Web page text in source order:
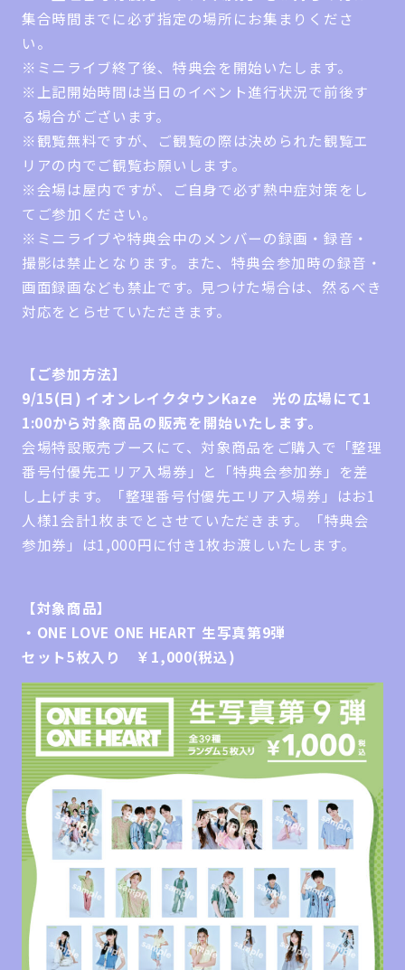
集合時間までに必ず指定の場所にお集まりくださ
い。
※ミニライブ終了後、特典会を開始いたします。
※上記開始時間は当日のイベント進行状況で前後す
る場合がございます。
※観覧無料ですが、ご観覧の際は決められた観覧エ
リアの内でご観覧お願いします。
※会場は屋内ですが、ご自身で必ず熱中症対策をし
てご参加ください。
※ミニライブや特典会中のメンバーの録画・録音・
撮影は禁止となります。また、特典会参加時の録音・
画面録画なども禁止です。見つけた場合は、然るべき
対応をとらせていただきます。
【ご参加方法】
9/15(日) イオンレイクタウンKaze 光の広場にて1
1:00から対象商品の販売を開始いたします。
会場特設販売ブースにて、対象商品をご購入で「整理
番号付優先エリア入場券」と「特典会参加券」を差
し上げます。「整理番号付優先エリア入場券」はお1
人様1会計1枚までとさせていただきます。「特典会
参加券」は1,000円に付き1枚お渡しいたします。
【対象商品】
・ONE LOVE ONE HEART 生写真第9弾
セット5枚入り ￥1,000(税込)